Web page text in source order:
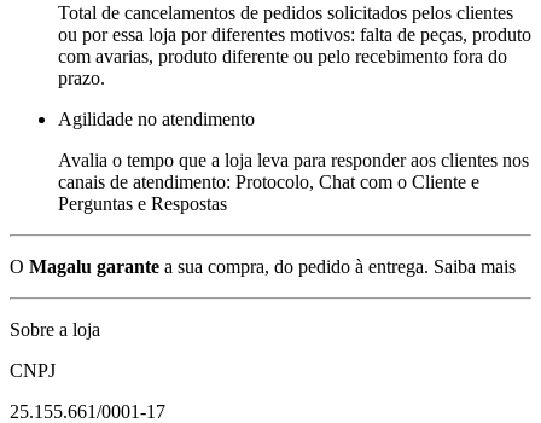
Total de cancelamentos de pedidos solicitados pelos clientes
ou por essa loja por diferentes motivos: falta de peças, produto
com avarias, produto diferente ou pelo recebimento fora do
prazo.
Agilidade no atendimento
Avalia o tempo que a loja leva para responder aos clientes nos
canais de atendimento: Protocolo, Chat com o Cliente e
Perguntas e Respostas
O Magalu garante a sua compra, do pedido à entrega. Saiba mais
Sobre a loja
CNPJ
25.155.661/0001-17